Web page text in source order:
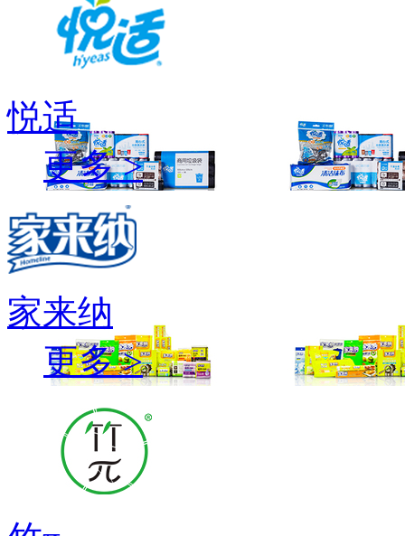
悦适
更多 >
家来纳
更多 >